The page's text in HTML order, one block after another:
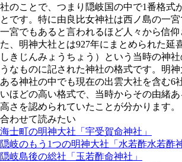
社のことで、つまり隠岐国の中で1番格式
とです。特に由良比女神社は西ノ島の一
一宮でもあると言われるほど人々から信仰
た、明神大社とは927年にまとめられた延
しきじんみょうちょう）という当時の神
うなものに記された神社の格式です。明
ある神社の中でも現在の出雲大社を含む6
いほどの高い格式で、当時からその由緒
高さを認められていたことが分かります。
合わせて読みたい
海士町の明神大社「宇受賀命神社」
隠岐のもう1つの明神大社「水若酢水若酢
隠岐島後の総社「玉若酢命神社」